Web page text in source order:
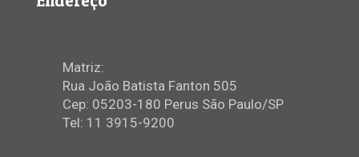
Matriz:
Rua João Batista Fanton 505
Cep: 05203-180 Perus São Paulo/SP
Tel: 11 3915-9200